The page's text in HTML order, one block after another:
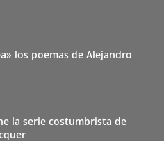
los poemas de Alejandro
la serie costumbrista de